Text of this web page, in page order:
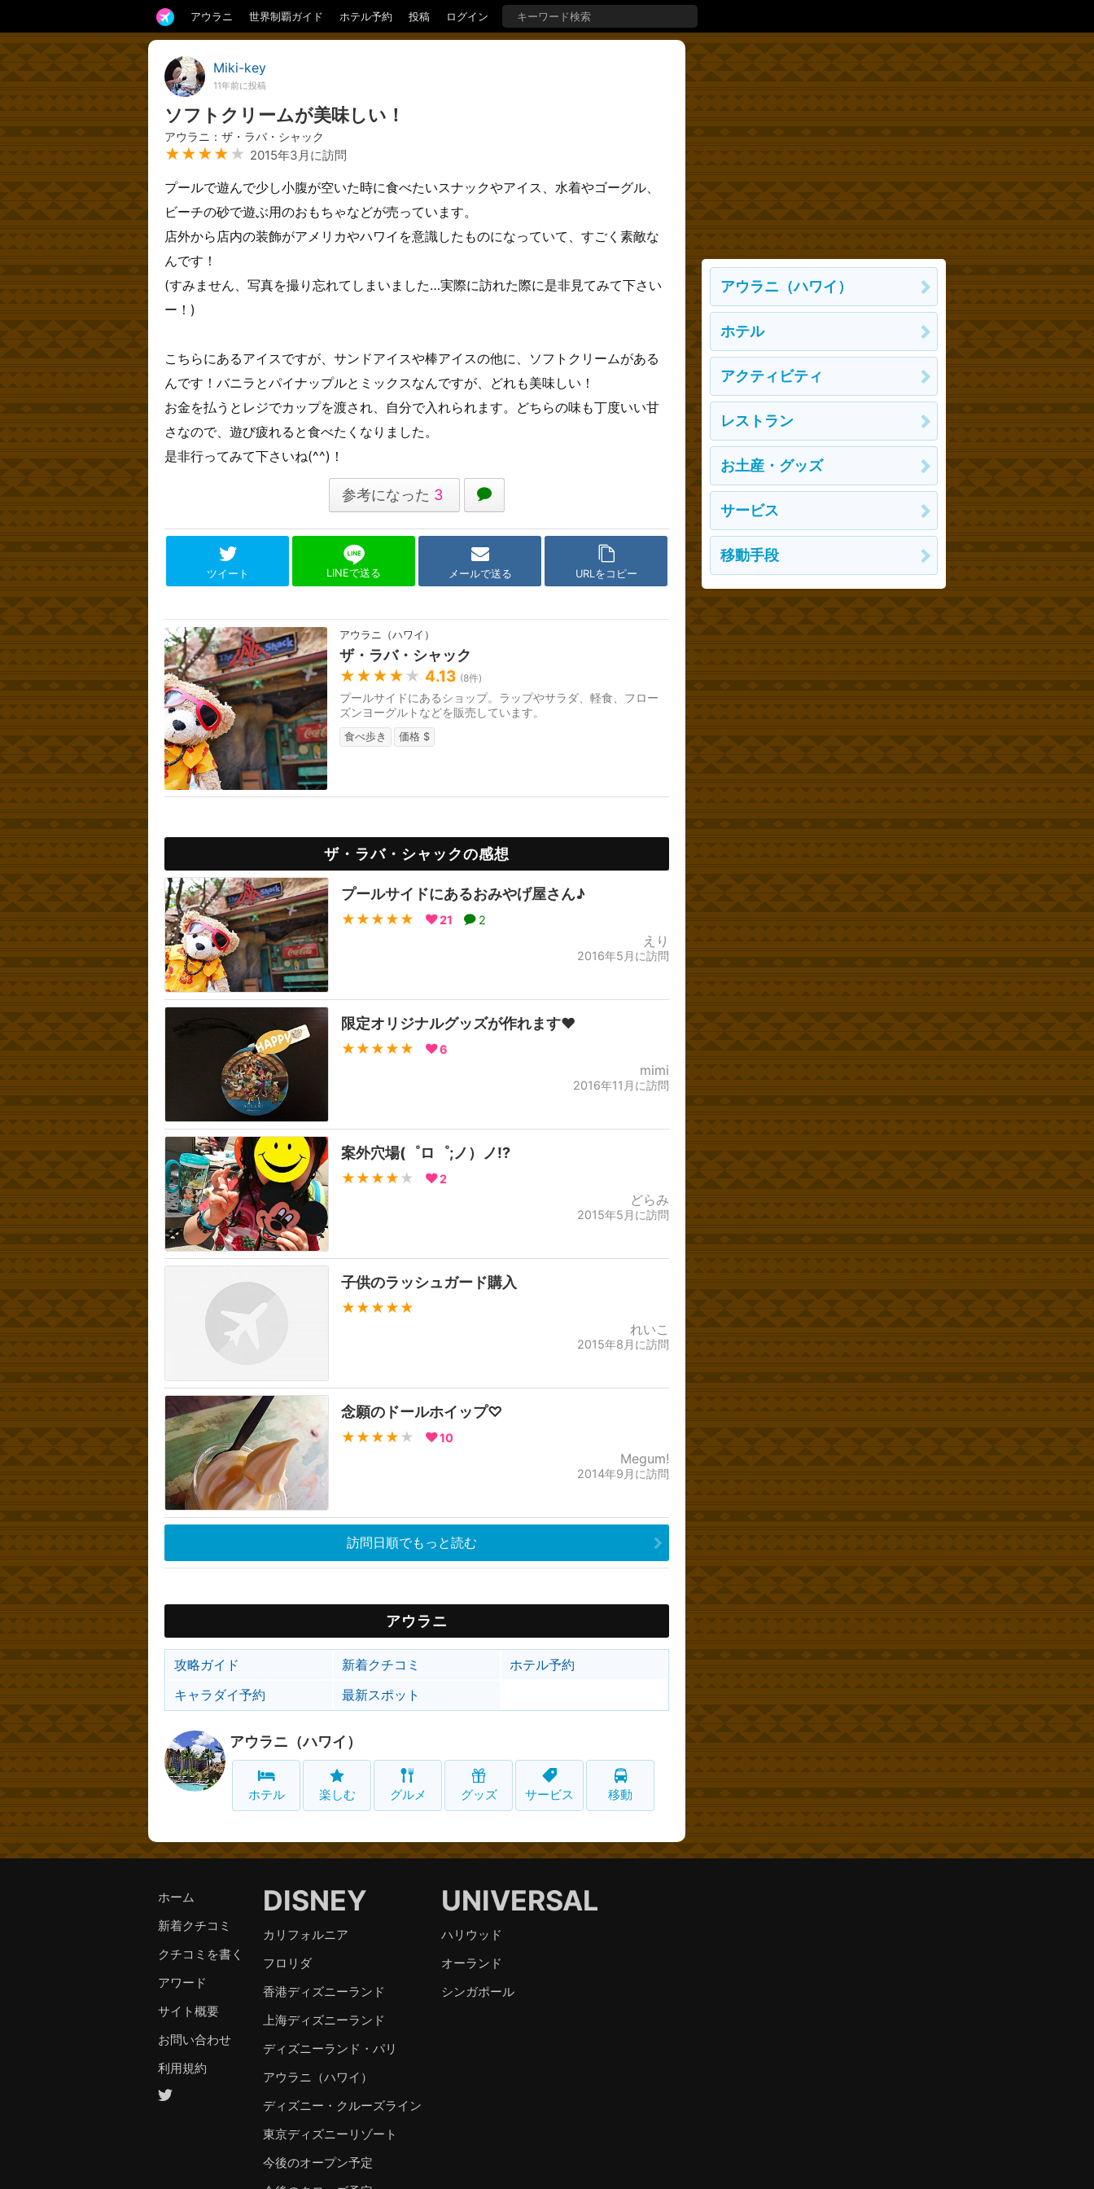
アウラニ 世界制覇ガイド ホテル予約 投稿 ログイン
Miki-key
11年前に投稿
ソフトクリームが美味しい！
アウラニ：ザ・ラバ・シャック
★★★★ ★ 2015年3月に訪問
プールで遊んで少し小腹が空いた時に食べたいスナックやアイス、水着やゴーグル、
ビーチの砂で遊ぶ用のおもちゃなどが売っています。
店外から店内の装飾がアメリカやハワイを意識したものになっていて、すごく素敵な
んです！
(すみません、写真を撮り忘れてしまいました…実際に訪れた際に是非見てみて下さい
ー！)
こちらにあるアイスですが、サンドアイスや棒アイスの他に、ソフトクリームがある
んです！バニラとパイナップルとミックスなんですが、どれも美味しい！
お金を払うとレジでカップを渡され、自分で入れられます。どちらの味も丁度いい甘
さなので、遊び疲れると食べたくなりました。
是非行ってみて下さいね(^^)！
参考になった 3
ツイート LINEで送る メールで送る URLをコピー
アウラニ（ハワイ）
ザ・ラバ・シャック
★★★★ ★ 4.13 (8件)
プールサイドにあるショップ。ラップやサラダ、軽食、フロー
ズンヨーグルトなどを販売しています。
食べ歩き 価格 $
ザ・ラバ・シャックの感想
プールサイドにあるおみやげ屋さん♪
★★★★★ 21 2
えり
2016年5月に訪問
限定オリジナルグッズが作れます❤️
★★★★★ 6
mimi
2016年11月に訪問
案外穴場(゜ロ゜;ノ）ノ!?
★★★★ ★ 2
どらみ
2015年5月に訪問
子供のラッシュガード購入
★★★★★
れいこ
2015年8月に訪問
念願のドールホイップ♡
★★★★ ★ 10
Megum!
2014年9月に訪問
訪問日順でもっと読む
アウラニ
攻略ガイド 新着クチコミ
ホテル予約
キャラダイ予約
最新スポット
アウラニ（ハワイ）
ホテル 楽しむ グルメ グッズ サービス 移動
アウラニ（ハワイ）
ホテル
アクティビティ
レストラン
お土産・グッズ
サービス
移動手段
ホーム
新着クチコミ
クチコミを書く
アワード
サイト概要
お問い合わせ
利用規約
DISNEY
カリフォルニア
フロリダ
香港ディズニーランド
上海ディズニーランド
ディズニーランド・パリ
アウラニ（ハワイ）
ディズニー・クルーズライン
東京ディズニーリゾート
今後のオープン予定
UNIVERSAL
ハリウッド
オーランド
シンガポール